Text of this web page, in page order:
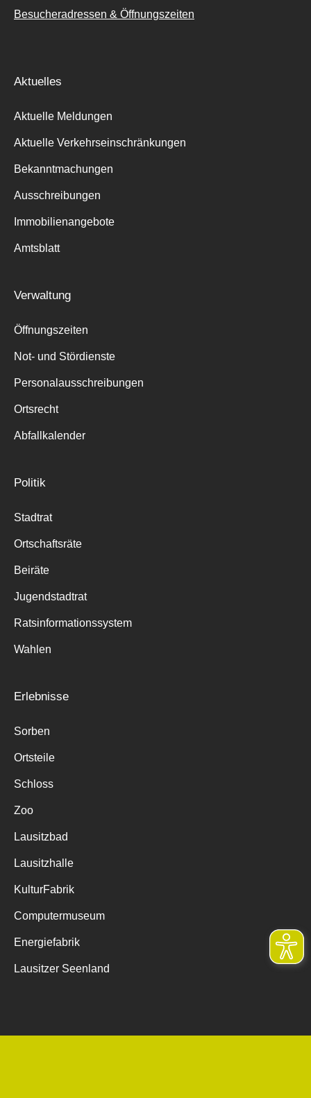
Besucheradressen & Öffnungszeiten
Aktuelles
Aktuelle Meldungen
Aktuelle Verkehrseinschränkungen
Bekanntmachungen
Ausschreibungen
Immobilienangebote
Amtsblatt
Verwaltung
Öffnungszeiten
Not- und Stördienste
Personalausschreibungen
Ortsrecht
Abfallkalender
Politik
Stadtrat
Ortschaftsräte
Beiräte
Jugendstadtrat
Ratsinformationssystem
Wahlen
Erlebnisse
Sorben
Ortsteile
Schloss
Zoo
Lausitzbad
Lausitzhalle
KulturFabrik
Computermuseum
Energiefabrik
Lausitzer Seenland